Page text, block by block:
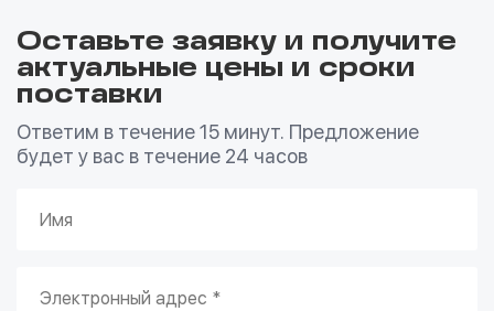
Оставьте заявку и получите
актуальные цены и сроки
поставки
Ответим в течение 15 минут. Предложение
будет у вас в течение 24 часов